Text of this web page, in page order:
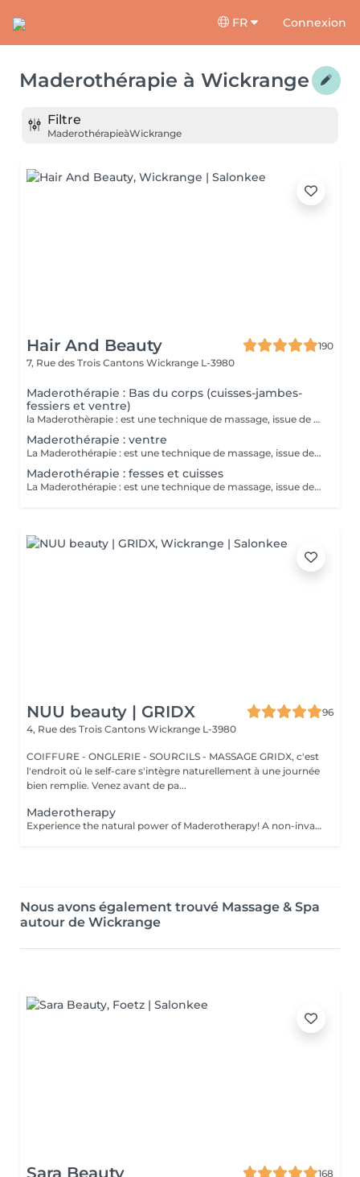
FR Connexion
Maderothérapie à Wickrange
Filtre
MaderothérapieàWickrange
Hair And Beauty
190
7, Rue des Trois Cantons Wickrange L-3980
Maderothérapie : Bas du corps (cuisses-jambes-
fessiers et ventre)
la Maderothèrapie : est une technique de massage, issue de la médecine traditionnelle orientale qui utilise des instruments en bois pour modeler la silhouette , stimule la circulation sanguine, réduit la cellulite, gainant et amincissant. Séance corps entier
Maderothérapie : ventre
La Maderothérapie : est une technique de massage, issue de la médecine traditionnelle oriental qui utilise des instruments en bois pour modeler la silhouette, stimule la circulation sanguine, réduit la cellulite, gainant et amincissant.
Maderothérapie : fesses et cuisses
La Maderothérapie : est une technique de massage, issue de la médecine traditionnelle orientale qui utilise des instruments en bois pour modeler la silhouette, stimule la circulation sanguine, réduit la cellulite, gainant et amincissant. séance fesses et jambes
NUU beauty | GRIDX
96
4, Rue des Trois Cantons Wickrange L-3980
COIFFURE - ONGLERIE - SOURCILS - MASSAGE GRIDX, c'est
l'endroit où le self-care s'intègre naturellement à une journée
bien remplie. Venez avant de pa...
Maderotherapy
Experience the natural power of Maderotherapy! A non-invasive massage technique using wooden tools. It improves circulation and lymphatic drainage, reduces cellulite, helps contour the body, and eliminates excess fluid. Types: - Brazilian: focuses on legs and glutes, helps shape the silhouette; - Abdomen: reduces volume and firms the skin; - Full body: promotes relaxation and overall recovery. Age restrictions: recommended to do from 16 years old. Post-procedure recommendations: do not do sports and any sharp movement for 2-3 hours after the procedure. Frequency: 2-3 times per week, 8-10 sessions. Repeat once in 3-6 months. Contraindications: pregnancy, inflammation, acne, varicose veins in the acute stage.
Nous avons également trouvé Massage & Spa
autour de Wickrange
Sara Beauty
168